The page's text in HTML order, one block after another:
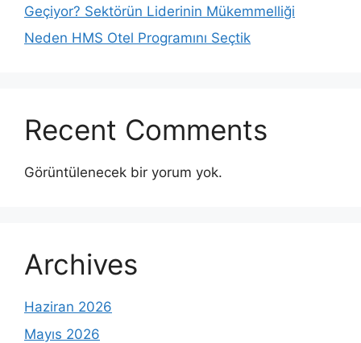
Geçiyor? Sektörün Liderinin Mükemmelliği
Neden HMS Otel Programını Seçtik
Recent Comments
Görüntülenecek bir yorum yok.
Archives
Haziran 2026
Mayıs 2026